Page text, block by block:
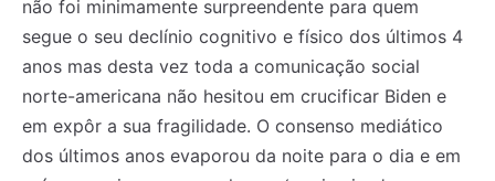
não foi minimamente surpreendente para quem
segue o seu declínio cognitivo e físico dos últimos 4
anos mas desta vez toda a comunicação social
norte-americana não hesitou em crucificar Biden e
em expôr a sua fragilidade. O consenso mediático
dos últimos anos evaporou da noite para o dia e em